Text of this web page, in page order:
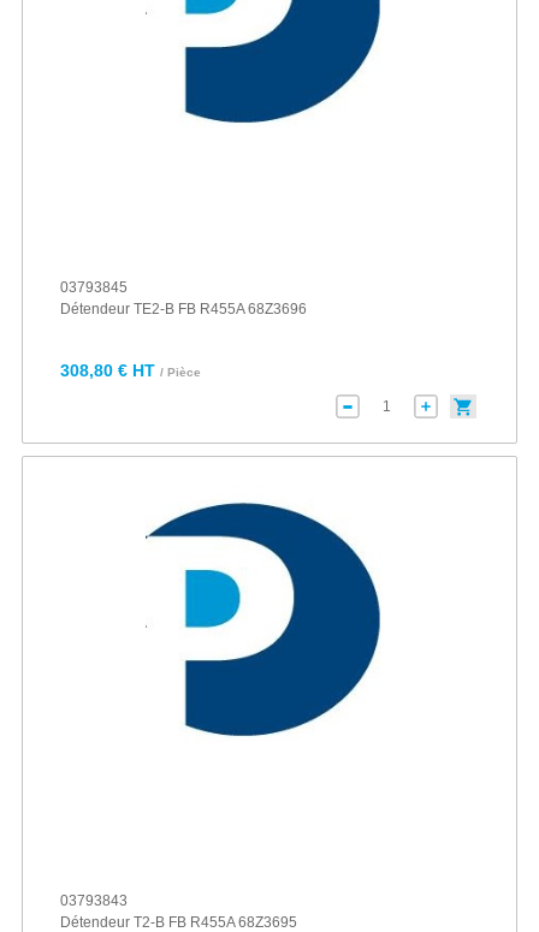
03793845
Détendeur TE2-B FB R455A 68Z3696
308,80 € HT / Pièce
03793843
Détendeur T2-B FB R455A 68Z3695